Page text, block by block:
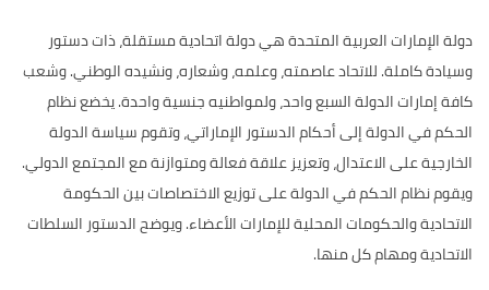
دولة الإمارات العربية المتحدة هي دولة اتحادية مستقلة، ذات دستور
وسيادة كاملة. للاتحاد عاصمته، وعلمه، وشعاره، ونشيده الوطني. وشعب
كافة إمارات الدولة السبع واحد، ولمواطنيه جنسية واحدة. يخضع نظام
الحكم في الدولة إلى أحكام الدستور الإماراتي، وتقوم سياسة الدولة
الخارجية على الاعتدال، وتعزيز علاقة فعالة ومتوازنة مع المجتمع الدولي.
ويقوم نظام الحكم في الدولة على توزيع الاختصاصات بين الحكومة
الاتحادية والحكومات المحلية للإمارات الأعضاء. ويوضح الدستور السلطات
الاتحادية ومهام كل منها.